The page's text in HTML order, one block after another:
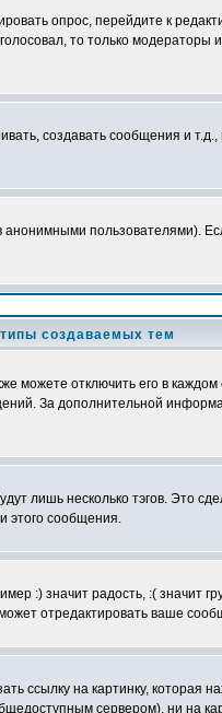
опрос, перейдите к
то только
создавать сообщения и
пользователями).
создаваемых тем
можете отключить его в
За дополнительной
лишь несколько тэгов. Это
этого сообщения.
:) значит радость, :( значит
отредактировать ваше
ссылку на картинку, которая
сервером), ни на